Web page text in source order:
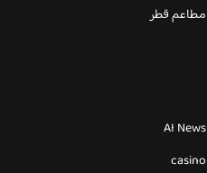
مطاعم قطر
AI News
casino